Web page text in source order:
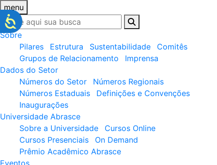
menu
Sobre
Pilares
Estrutura Sustentabilidade
Comitês
Grupos de Relacionamento
Imprensa
Dados do Setor
Números do Setor
Números Regionais
Números Estaduais
Definições e Convenções
Inaugurações
Universidade Abrasce
Sobre a Universidade
Cursos Online
Cursos Presenciais
On Demand
Prêmio Acadêmico Abrasce
Eventos